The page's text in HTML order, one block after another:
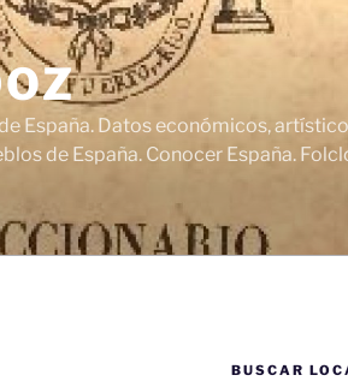
España. Datos económicos,
de España. Conocer España.
BUSCAR